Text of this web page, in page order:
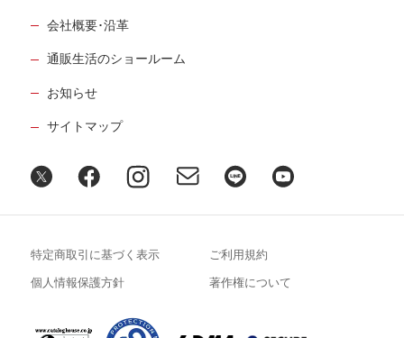
会社概要･沿革
通販生活のショールーム
お知らせ
サイトマップ
特定商取引に基づく表示 ご利用規約
個人情報保護方針 著作権について